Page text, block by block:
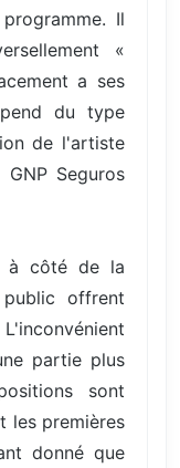
Il
«
a ses
du type
de l'artiste
Seguros
à côté de la
offrent
partie plus
sont
les premières
donné que